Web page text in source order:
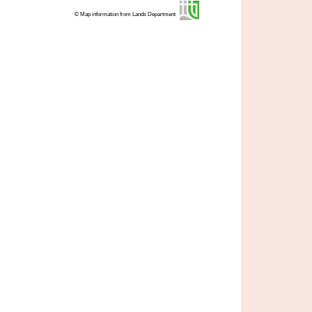
© Map information from Lands Department